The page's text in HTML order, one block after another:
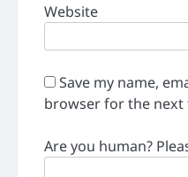
Website
Save my name,
browser for the next
Are you human?